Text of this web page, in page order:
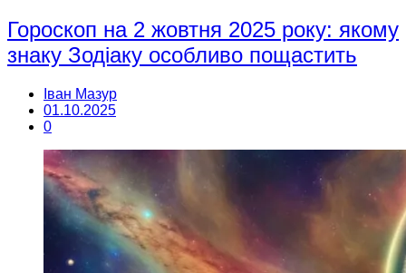
Гороскоп на 2 жовтня 2025 року: якому
знаку Зодіаку особливо пощастить
Іван Мазур
01.10.2025
0